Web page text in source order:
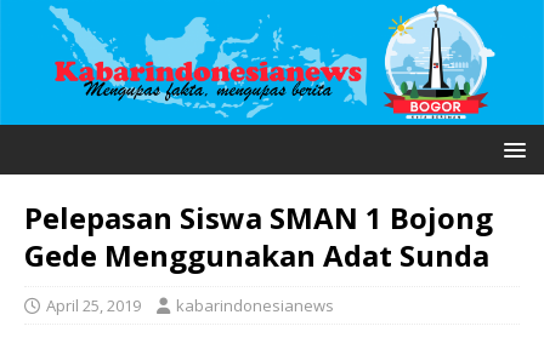
Pelepasan Siswa SMAN 1 Bojong
Gede Menggunakan Adat Sunda
April 25, 2019 kabarindonesianews